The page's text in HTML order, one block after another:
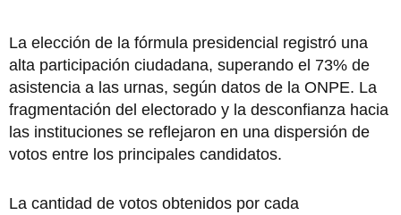
La elección de la fórmula presidencial registró una
alta participación ciudadana, superando el 73% de
asistencia a las urnas, según datos de la ONPE. La
fragmentación del electorado y la desconfianza hacia
las instituciones se reflejaron en una dispersión de
votos entre los principales candidatos.
La cantidad de votos obtenidos por cada